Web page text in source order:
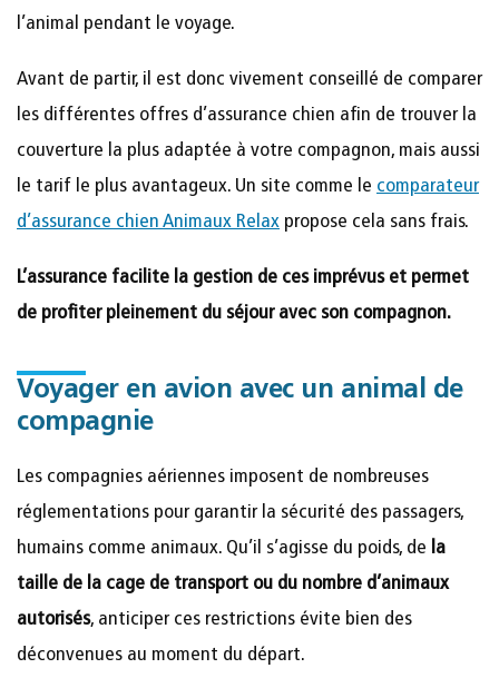
l’animal pendant le voyage.
Avant de partir, il est donc vivement conseillé de comparer
les différentes offres d’assurance chien afin de trouver la
couverture la plus adaptée à votre compagnon, mais aussi
le tarif le plus avantageux. Un site comme le comparateur
d’assurance chien Animaux Relax propose cela sans frais.
L’assurance facilite la gestion de ces imprévus et permet
de profiter pleinement du séjour avec son compagnon.
Voyager en avion avec un animal de
compagnie
Les compagnies aériennes imposent de nombreuses
réglementations pour garantir la sécurité des passagers,
humains comme animaux. Qu’il s’agisse du poids, de la
taille de la cage de transport ou du nombre d’animaux
autorisés, anticiper ces restrictions évite bien des
déconvenues au moment du départ.